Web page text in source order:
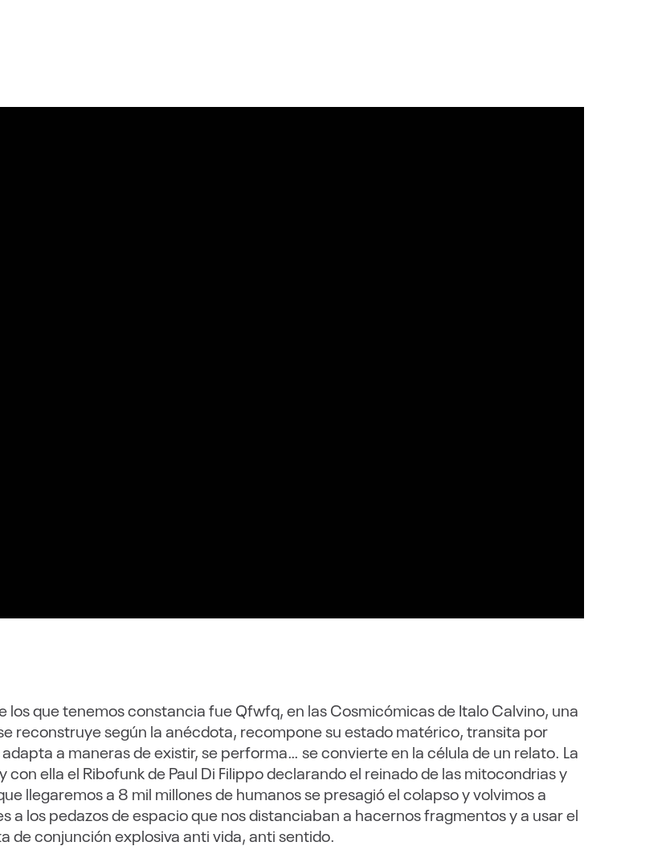
los que tenemos constancia fue Qfwfq, en las Cosmicómicas de Italo Calvino, una
reconstruye según la anécdota, recompone su estado matérico, transita por
a maneras de existir, se performa… se convierte en la célula de un relato. La
ella el Ribofunk de Paul Di Filippo declarando el reinado de las mitocondrias y
llegaremos a 8 mil millones de humanos se presagió el colapso y volvimos a
a los pedazos de espacio que nos distanciaban a hacernos fragmentos y a usar el
de conjunción explosiva anti vida, anti sentido.